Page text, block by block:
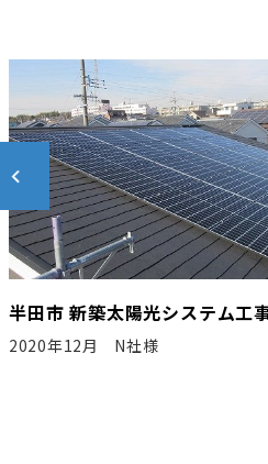
あま市 新築太陽光システ
2024年3月 D社様